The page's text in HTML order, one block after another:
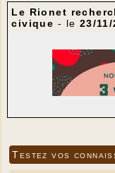
Le Rionet
civique - le 23/
Testez vos